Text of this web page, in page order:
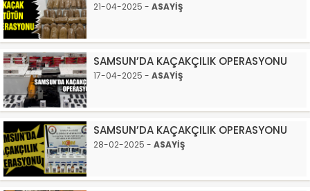
21-04-2025 - ASAYİŞ
SAMSUN’DA KAÇAKÇILIK OPERASYONU
17-04-2025 - ASAYİŞ
SAMSUN’DA KAÇAKÇILIK OPERASYONU
28-02-2025 - ASAYİŞ